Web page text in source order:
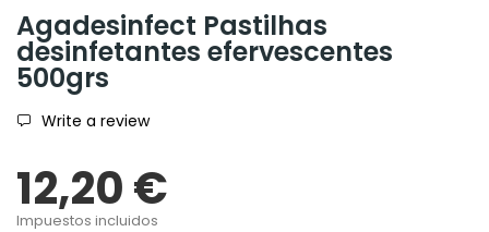
Agadesinfect Pastilhas
desinfetantes efervescentes
500grs
Write a review
12,20 €
Impuestos incluidos